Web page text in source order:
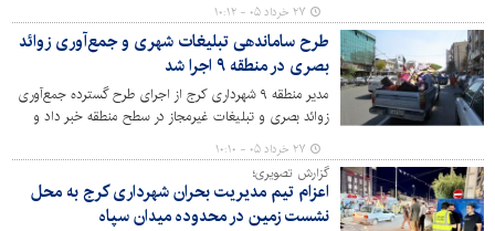
پاسداشت شعائر حسینی، ترویج فرهنگ عاشورا و ایجاد
فضایی معنوی برای شهروندان و عزاداران انجام شده است.
۲۷ خرداد ۰۵ - ۱۰:۱۲
طرح ساماندهی تبلیغات شهری و جمع‌آوری زوائد
بصری در منطقه ۹ اجرا شد
مدیر منطقه ۹ شهرداری کرج از اجرای طرح گسترده جمع‌آوری
زوائد بصری و تبلیغات غیرمجاز در سطح منطقه خبر داد و
گفت: ارتقای کیفیت منظر شهری و ساماندهی فضاهای
عمومی از اولویت‌های مدیریت شهری در منطقه ۹ است.
۲۷ خرداد ۰۵ - ۱۰:۱۰
گزارش تصویری؛
اعزام تیم مدیریت بحران شهرداری کرج به محل
نشست زمین در محدوده میدان سپاه